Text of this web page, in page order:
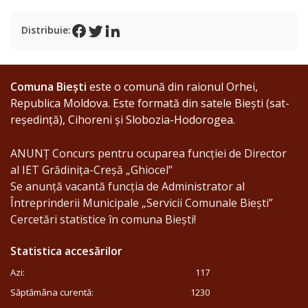
Statutul
Primăria
Primarul
Aparatul
primăriei
Organigrama
Rapoarte
Funcții
Distribuie:
Comuna Biești este o comună din raionul Orhei,
Republica Moldova. Este formată din satele Biești (sat-
reședință), Cihoreni și Slobozia-Hodorogea.
ANUNȚ Concurs pentru ocuparea funcției de Director
al IET Grădinița-Creșă „Ghiocel”
Se anunță vacantă funcția de Administrator al
Întreprinderii Municipale „Servicii Comunale Biești”
Cercetări statistice în comuna Biești!
Statistica accesărilor
Azi:
117
Săptămâna curentă:
1230